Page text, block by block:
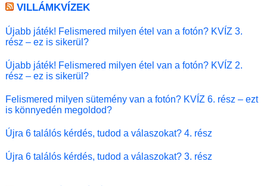
VILLÁMKVÍZEK
Újabb játék! Felismered milyen étel van a fotón? KVÍZ 3.
rész – ez is sikerül?
Újabb játék! Felismered milyen étel van a fotón? KVÍZ 2.
rész – ez is sikerül?
Felismered milyen sütemény van a fotón? KVÍZ 6. rész – ezt
is könnyedén megoldod?
Újra 6 találós kérdés, tudod a válaszokat? 4. rész
Újra 6 találós kérdés, tudod a válaszokat? 3. rész